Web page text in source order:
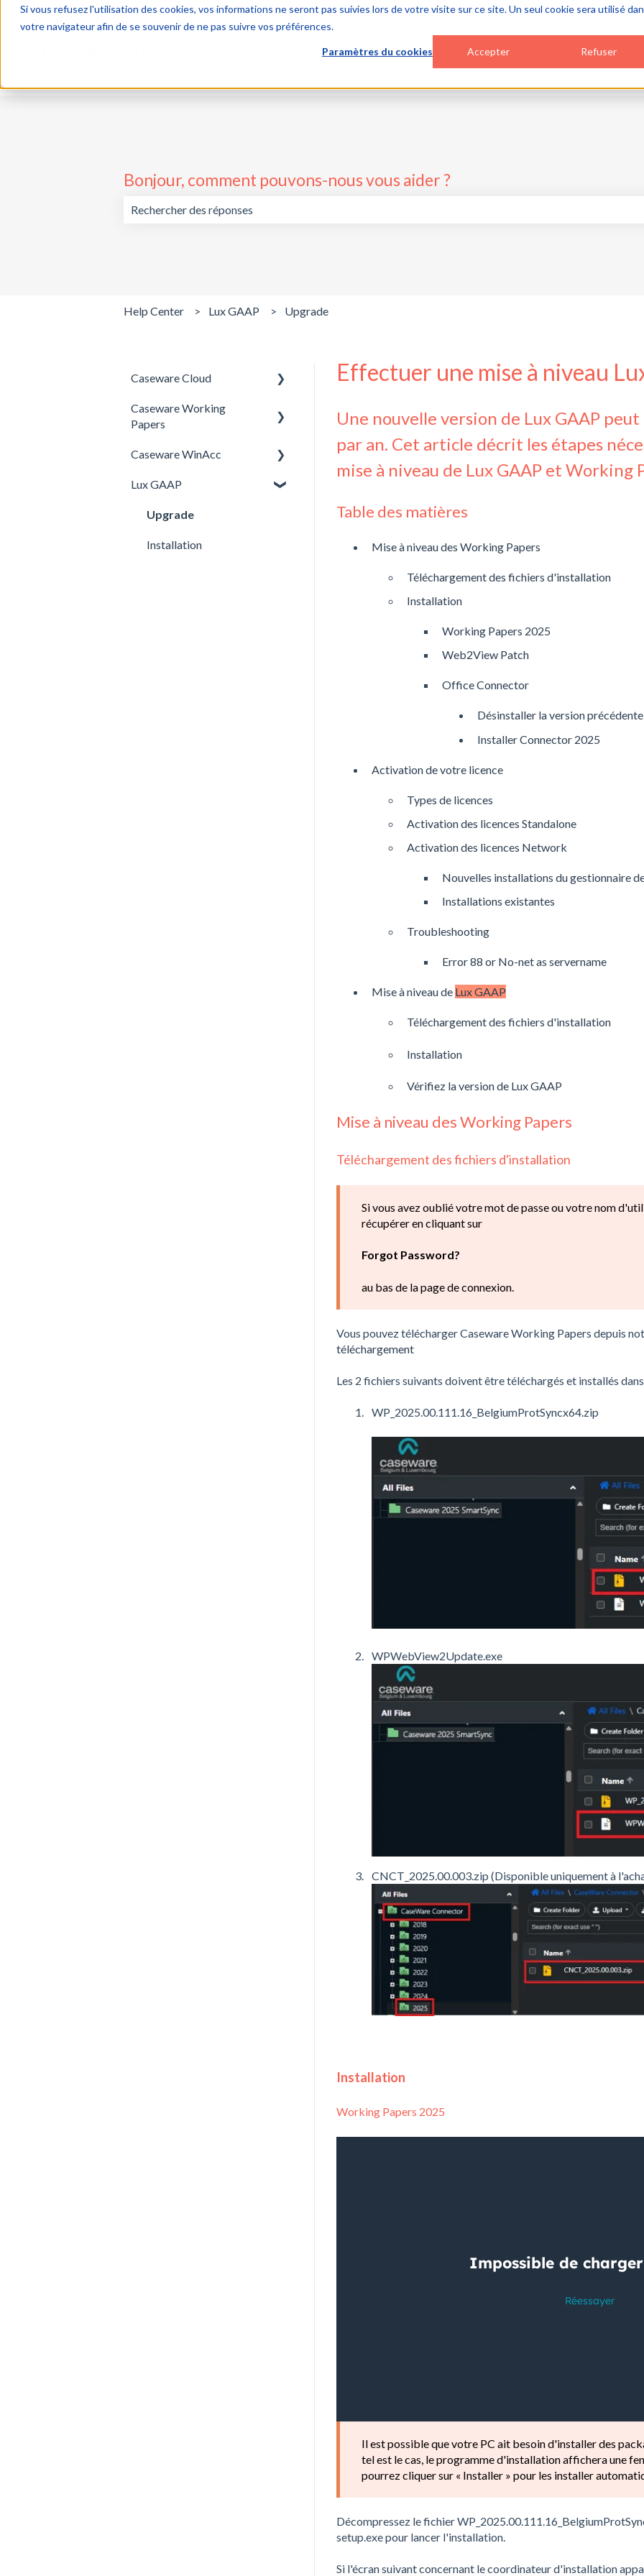
Si vous refusez l'utilisation des cookies, vos informations ne seront pas suivies lors de votre visite sur ce site. Un seul cookie sera utilisé
votre navigateur afin de se souvenir de ne pas suivre vos préférences.
Paramètres du cookies Accepter Refuser
FrançaisAfficher le sous-menu pour les traductions
Bonjour, comment pouvons-nous vous aider ?
Help Center Lux GAAP Upgrade
Effectuer une mise à niveau
Une nouvelle version de Lux GAAP
par an. Cet article décrit les étapes
mise à niveau de Lux GAAP et Working
Table des matières
Mise à niveau des Working Papers
Téléchargement des fichiers d'installation
Installation
Working Papers 2025
Web2View Patch
Office Connector
Désinstaller la version
Installer Connector 2025
Activation de votre licence
Types de licences
Activation des licences Standalone
Activation des licences Network
Nouvelles installations du gestionnaire
Installations existantes
Troubleshooting
Error 88 or No-net as servername
Mise à niveau de Lux GAAP
Téléchargement des fichiers d'installation
Installation
Vérifiez la version de Lux GAAP
Mise à niveau des Working Papers
Téléchargement des fichiers d'installation
Si vous avez oublié votre mot de passe ou votre nom
récupérer en cliquant sur
Forgot Password?
au bas de la page de connexion.
Vous pouvez télécharger Caseware Working Papers depuis
téléchargement
Les 2 fichiers suivants doivent être téléchargés et installés
WP_2025.00.111.16_BelgiumProtSyncx64.zip
WPWebView2Update.exe
CNCT_2025.00.003.zip (Disponible uniquement à
Installation
Working Papers 2025
Il est possible que votre PC ait besoin d'installer des
tel est le cas, le programme d'installation affichera une
pourrez cliquer sur « Installer » pour les installer
Décompressez le fichier
setup.exe pour lancer l'installation.
Si l'écran suivant concernant le coordinateur d'installation
Caseware Cloud
SQM
Caseware Working
Papers
Setup
Caseware WinAcc
Installation
Intégrations
Paramètres du bureau
Lux GAAP
Upgrade
Installation